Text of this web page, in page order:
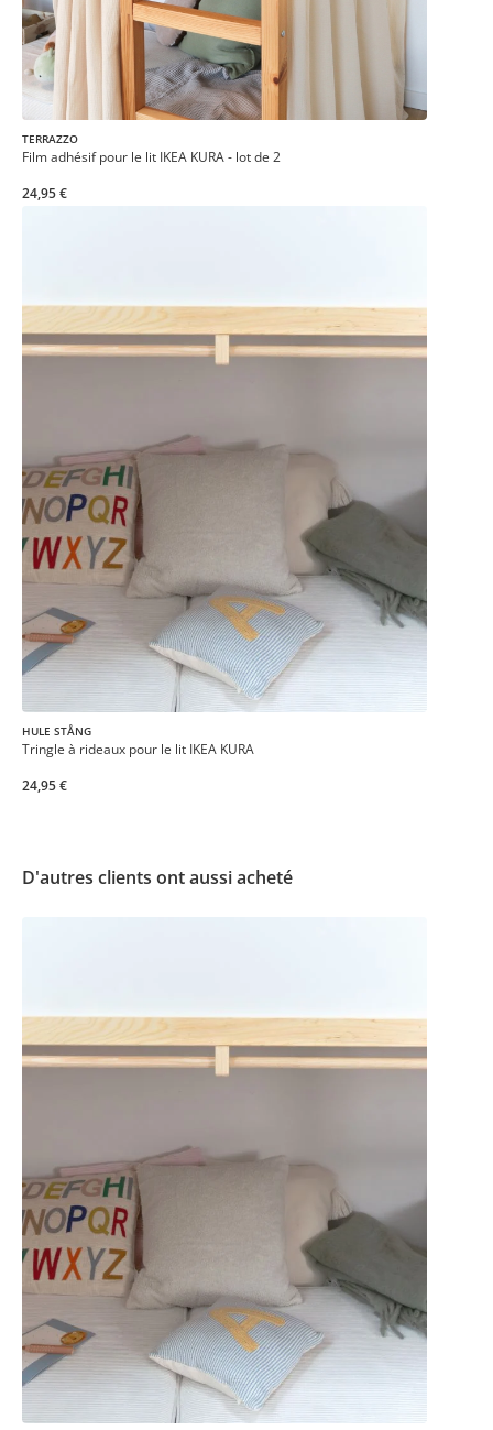
TERRAZZO
Film adhésif pour le lit IKEA KURA - lot de 2
24,95 €
HULE STÅNG
Tringle à rideaux pour le lit IKEA KURA
24,95 €
D'autres clients ont aussi acheté